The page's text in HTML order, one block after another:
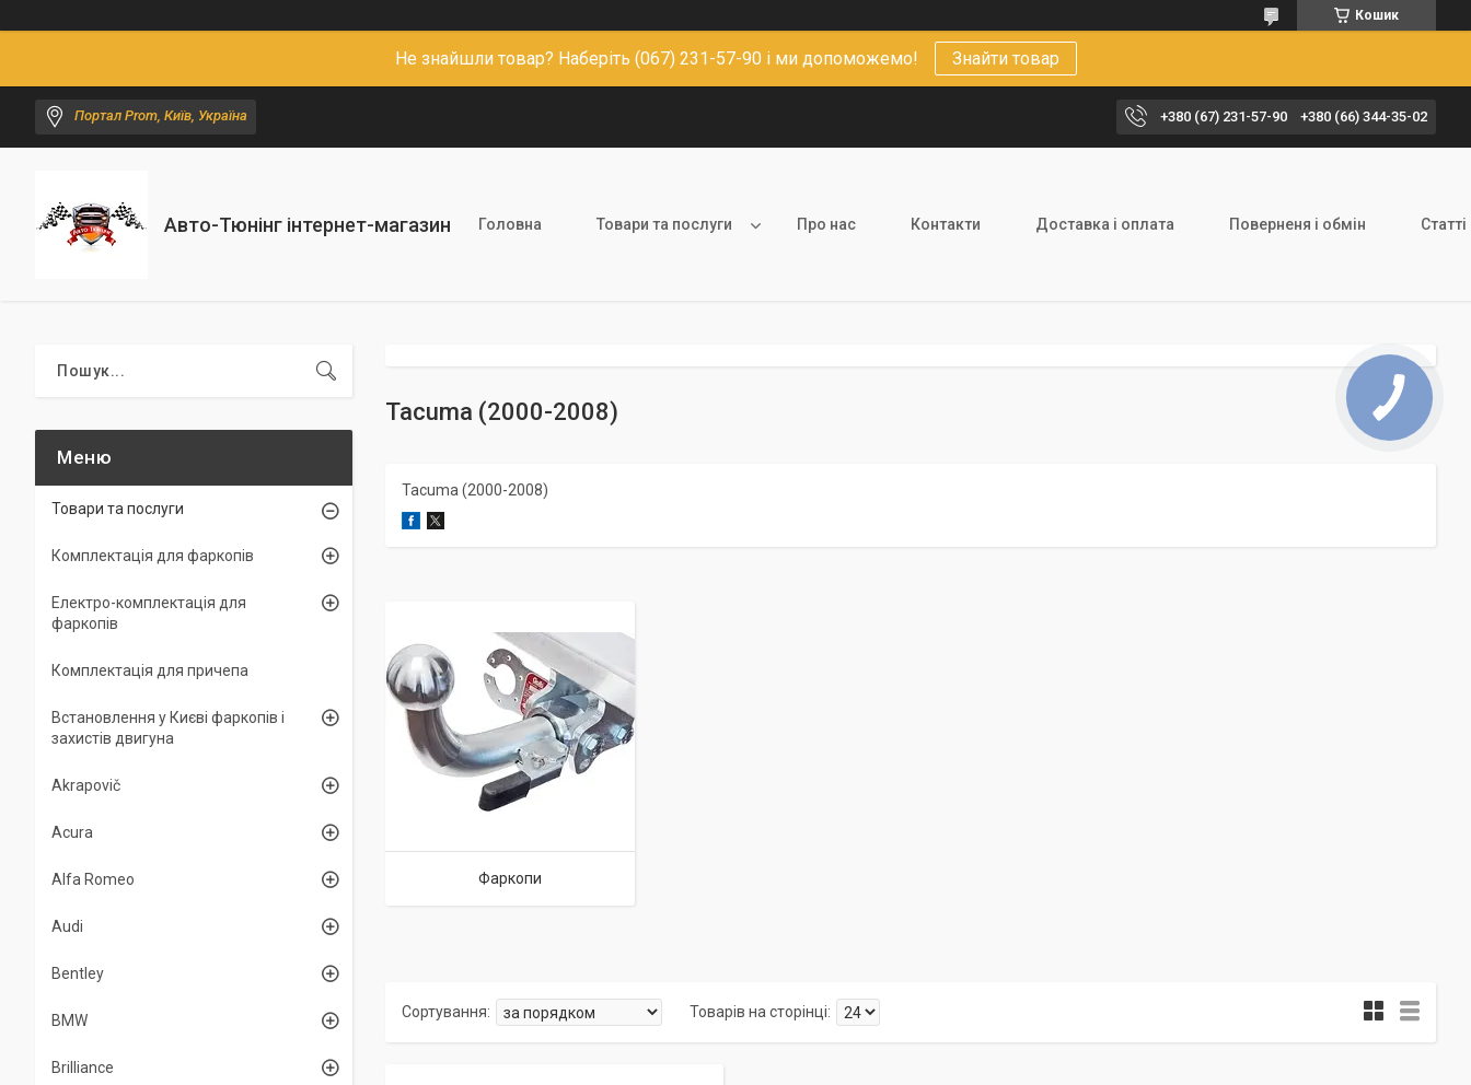
Кошик
Не знайшли товар? Наберіть (067) 231-57-90 і ми допоможемо! Знайти товар
Портал Prom, Київ, Україна +380 (67) 231-57-90 +380 (66) 344-35-02
Авто-Тюнінг інтернет-магазин Головна Товари та послуги Про нас Контакти Доставка і оплата Поверненя і обмін Статті
Tacuma (2000-2008)
Tacuma (2000-2008)
Фаркопи
Товари та послуги
Комплектація для фаркопів
Електро-комплектація для
фаркопів
Комплектація для причепа
Встановлення у Києві фаркопів і
захистів двигуна
Akrapovič
Acura
Alfa Romeo
Audi
Bentley
BMW
Brilliance